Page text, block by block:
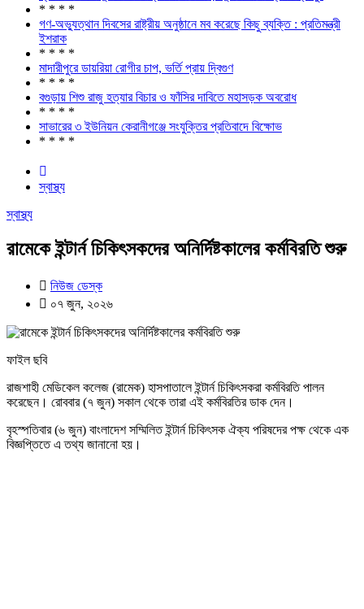
* * * *
গণ-অভ্যুত্থান দিবসের রাষ্ট্রীয় অনুষ্ঠানে মব করেছে কিছু ব্যক্তি : প্রতিমন্ত্রী
ইশরাক
* * * *
মাদারীপুরে ডায়রিয়া রোগীর চাপ, ভর্তি প্রায় দ্বিগুণ
* * * *
বগুড়ায় শিশু রাজু হত্যার বিচার ও ফাঁসির দাবিতে মহাসড়ক অবরোধ
* * * *
সাভারের ৩ ইউনিয়ন কেরানীগঞ্জে সংযুক্তির প্রতিবাদে বিক্ষোভ
* * * *
স্বাস্থ্য
স্বাস্থ্য
রামেকে ইন্টার্ন চিকিৎসকদের অনির্দিষ্টকালের কর্মবিরতি শুরু
নিউজ ডেস্ক
০৭ জুন, ২০২৬
ফাইল ছবি
রাজশাহী মেডিকেল কলেজ (রামেক) হাসপাতালে ইন্টার্ন চিকিৎসকরা কর্মবিরতি পালন
করেছেন। রোববার (৭ জুন) সকাল থেকে তারা এই কর্মবিরতির ডাক দেন।
বৃহস্পতিবার (৬ জুন) বাংলাদেশ সম্মিলিত ইন্টার্ন চিকিৎসক ঐক্য পরিষদের পক্ষ থেকে এক
বিজ্ঞপ্তিতে এ তথ্য জানানো হয়।